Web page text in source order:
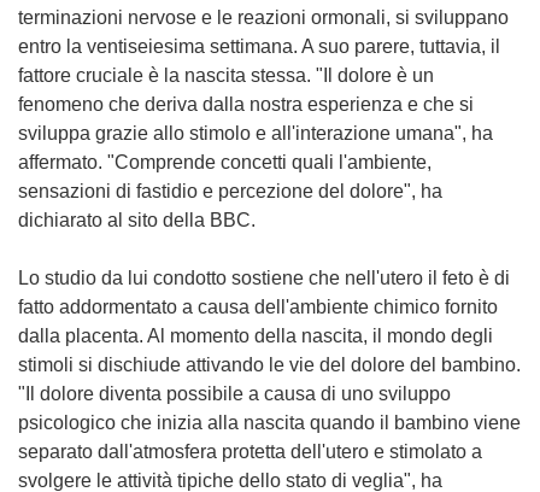
terminazioni nervose e le reazioni ormonali, si sviluppano
entro la ventiseiesima settimana. A suo parere, tuttavia, il
fattore cruciale è la nascita stessa. "Il dolore è un
fenomeno che deriva dalla nostra esperienza e che si
sviluppa grazie allo stimolo e all'interazione umana", ha
affermato. "Comprende concetti quali l'ambiente,
sensazioni di fastidio e percezione del dolore", ha
dichiarato al sito della BBC.
Lo studio da lui condotto sostiene che nell'utero il feto è di
fatto addormentato a causa dell'ambiente chimico fornito
dalla placenta. Al momento della nascita, il mondo degli
stimoli si dischiude attivando le vie del dolore del bambino.
"Il dolore diventa possibile a causa di uno sviluppo
psicologico che inizia alla nascita quando il bambino viene
separato dall'atmosfera protetta dell'utero e stimolato a
svolgere le attività tipiche dello stato di veglia", ha